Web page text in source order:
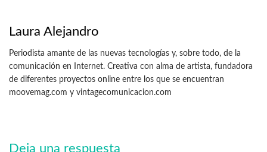
Laura Alejandro
Periodista amante de las nuevas tecnologías y, sobre todo, de la
comunicación en Internet. Creativa con alma de artista, fundadora
de diferentes proyectos online entre los que se encuentran
moovemag.com y vintagecomunicacion.com
Deja una respuesta